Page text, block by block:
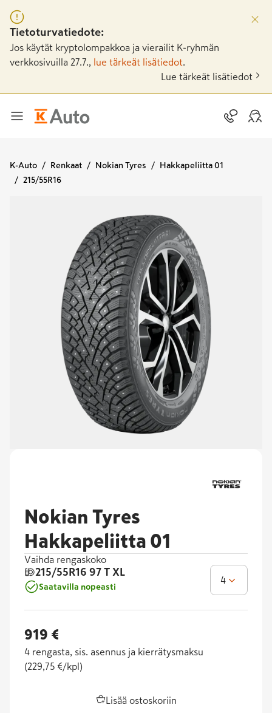
Tietoturvatiedote:
Jos käytät kryptolompakkoa ja vierailit K-ryhmän
verkkosivuilla 27.7.,
lue tärkeät lisätiedot
Lue tärkeät lisätiedot
K-Auto Renkaat Nokian Tyres
Hakkapeliitta 01
215/55R16
Nokian Tyres
Hakkapeliitta 01
Vaihda rengaskoko
215/55R16 97 T XL
Saatavilla nopeasti
4
919 €
4 rengasta, sis. asennus ja kierrätysmaksu
(229,75 €/kpl )
Lisää ostoskoriin